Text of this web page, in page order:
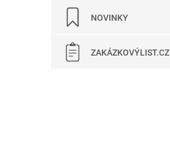
NOVINKY
ZAKÁZKOVÝLIST.CZ